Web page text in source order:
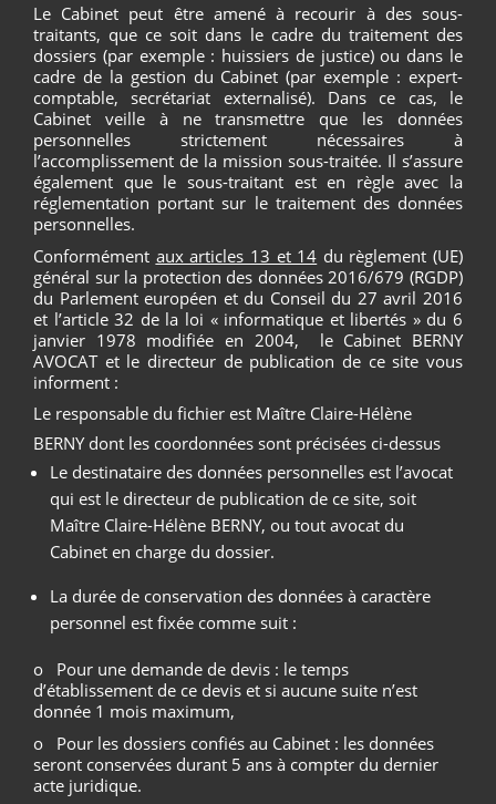
Le Cabinet peut être amené à recourir à des sous-
traitants, que ce soit dans le cadre du traitement des
dossiers (par exemple : huissiers de justice) ou dans le
cadre de la gestion du Cabinet (par exemple : expert-
comptable, secrétariat externalisé). Dans ce cas, le
Cabinet veille à ne transmettre que les données
personnelles strictement nécessaires à
l’accomplissement de la mission sous-traitée. Il s’assure
également que le sous-traitant est en règle avec la
réglementation portant sur le traitement des données
personnelles.
Conformément aux articles 13 et 14 du règlement (UE)
général sur la protection des données 2016/679 (RGDP)
du Parlement européen et du Conseil du 27 avril 2016
et l’article 32 de la loi « informatique et libertés » du 6
janvier 1978 modifiée en 2004, le Cabinet BERNY
AVOCAT et le directeur de publication de ce site vous
informent :
Le responsable du fichier est Maître Claire-Hélène
BERNY dont les coordonnées sont précisées ci-dessus
Le destinataire des données personnelles est l’avocat
qui est le directeur de publication de ce site, soit
Maître Claire-Hélène BERNY, ou tout avocat du
Cabinet en charge du dossier.
La durée de conservation des données à caractère
personnel est fixée comme suit :
o Pour une demande de devis : le temps
d’établissement de ce devis et si aucune suite n’est
donnée 1 mois maximum,
o Pour les dossiers confiés au Cabinet : les données
seront conservées durant 5 ans à compter du dernier
acte juridique.